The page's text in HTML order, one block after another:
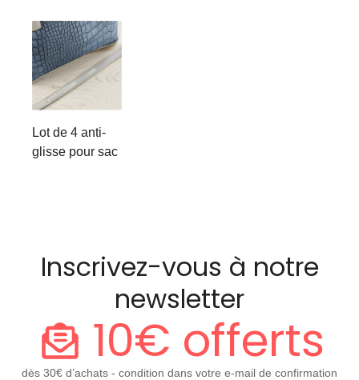
Lot de 4 anti-
glisse pour sac
Inscrivez-vous à notre
newsletter
10€ offerts
dès 30€ d’achats - condition dans votre e-mail de confirmation